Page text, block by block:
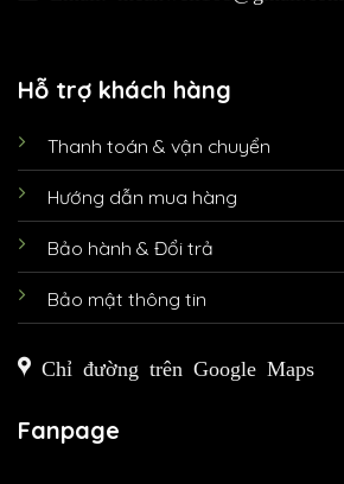
Hỗ trợ khách hàng
Thanh toán & vận chuyển
Hướng dẫn mua hàng
Bảo hành & Đổi trả
Bảo mật thông tin
Chỉ đường trên Google Maps
Fanpage